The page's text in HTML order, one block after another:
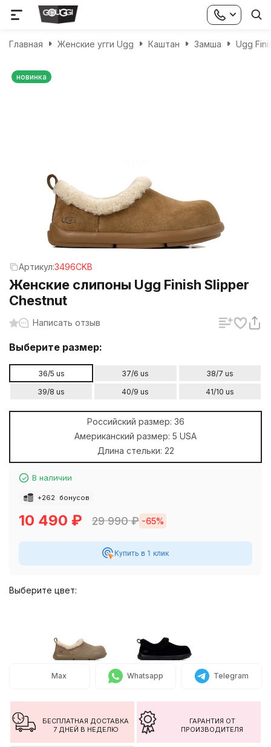
Главная Женские угги Ugg Каштан Замша Ugg
новинка
Артикул:3496CKB
Женские слипоны Ugg Finish Slipper
Chestnut
Написать отзыв
Выберите размер:
36/5 us 37/6 us
38/7 us
39/8 us
40/9 us 41/10 us
Российский размер: 36
Американский размер: 5 USA
Длина стельки: 22
В наличии
+262 бонусов
10 490 ₽ 29 990₽ -65%
Купить в 1 клик
Выберите цвет:
Max Whatsapp Telegram
БЕСПЛАТНАЯ ДОСТАВКА
7 ДНЕЙ В НЕДЕЛЮ
ГАРАНТИЯ ОТ
ПРОИЗВОДИТЕЛЯ